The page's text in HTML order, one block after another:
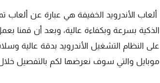
ألعاب الأندرويد الخفيفة هي عبارة عن
الذكية بسرعة وبكفاءة عالية، وبعد أن قمنا
على النظام التشغيل الأندرويد بدقة عالية
موبايل والتي سوف نعرضها لكم بالتفصيل